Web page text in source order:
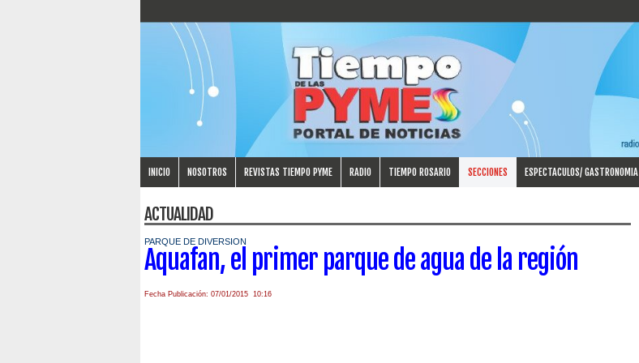
INICIO NOSOTROS REVISTAS TIEMPO PYME RADIO TIEMPO ROSARIO SECCIONES ESPECTACULOS/ GASTRONOMIA
ACTUALIDAD
PARQUE DE DIVERSION
Aquafan, el primer parque de agua de la región
Fecha Publicación: 07/01/2015 10:16